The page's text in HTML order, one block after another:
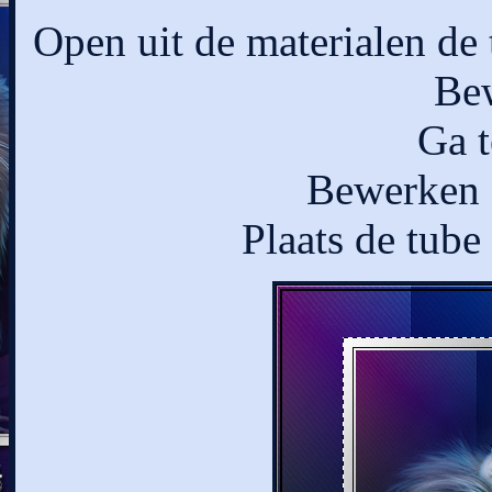
Open uit de materialen
Ga
Plaats de